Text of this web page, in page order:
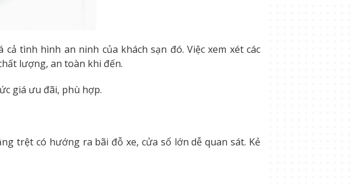
tình hình an ninh của khách sạn đó. Việc xem xét các
lượng, an toàn khi đến.
giá ưu đãi, phù hợp.
trệt có hướng ra bãi đỗ xe, cửa sổ lớn dễ quan sát. Kẻ